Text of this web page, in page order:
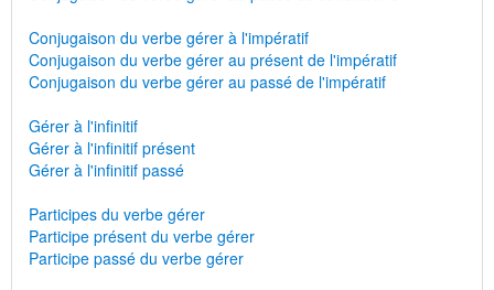
Conjugaison du verbe gérer à l'impératif
Conjugaison du verbe gérer au présent de l'impératif
Conjugaison du verbe gérer au passé de l'impératif
Gérer à l'infinitif
Gérer à l'infinitif présent
Gérer à l'infinitif passé
Participes du verbe gérer
Participe présent du verbe gérer
Participe passé du verbe gérer